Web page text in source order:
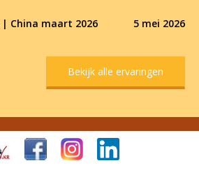
| China maart 2026 5 mei 2026
Bekijk alle ervaringen